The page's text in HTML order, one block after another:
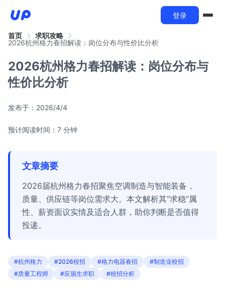
登录
首页
求职攻略
2026杭州格力春招解读：岗位分布与性价比分析
2026杭州格力春招解读：岗位分布与
性价比分析
发布于： 2026/4/4
预计阅读时间：7 分钟
文章摘要
2026届杭州格力春招聚焦空调制造与智能装备，
质量、供应链等岗位需求大。本文解析其“求稳”属
性、薪资面议实情及适合人群，助你判断是否值得
投递。
#杭州格力 #2026校招 #格力电器春招
#制造业校招
#质量工程师
#应届生求职 #校招分析